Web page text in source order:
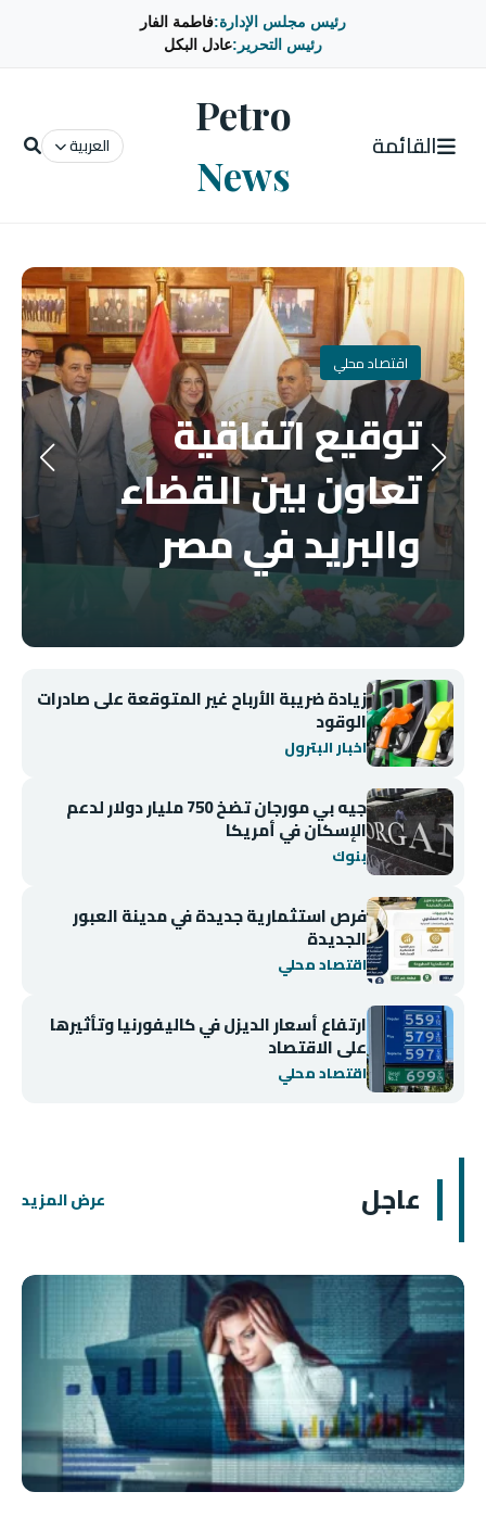
رئيس مجلس الإدارة:فاطمة الفار
رئيس التحرير:عادل البكل
القائمة
Petro
News
العربية
اقتصاد محلي
توقيع اتفاقية
تعاون بين القضاء
والبريد في مصر
زيادة ضريبة الأرباح غير المتوقعة على صادرات
الوقود
اخبار البترول
جيه بي مورجان تضخ 750 مليار دولار لدعم
الإسكان في أمريكا
بنوك
فرص استثمارية جديدة في مدينة العبور
الجديدة
اقتصاد محلي
ارتفاع أسعار الديزل في كاليفورنيا وتأثيرها
على الاقتصاد
اقتصاد محلي
عاجل عرض المزيد